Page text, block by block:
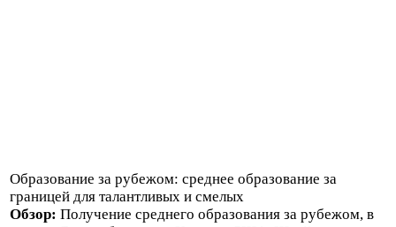
Образование за рубежом: среднее образование за
границей для талантливых и смелых
Обзор: Получение среднего образования за рубежом, в